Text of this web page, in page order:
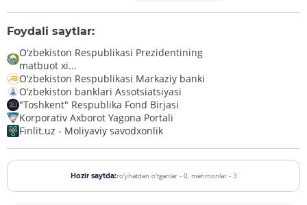
Foydali saytlar:
O‘zbekiston Respublikasi Prezidentining
matbuot xi...
O‘zbekiston Respublikasi Markaziy banki
O’zbekiston banklari Assotsiatsiyasi
"Toshkent" Respublika Fond Birjasi
Korporativ Axborot Yagona Portali
Finlit.uz - Moliyaviy savodxonlik
Hozir saytda:ro'yhatdan o'tganlar - 0, mehmonlar - 3